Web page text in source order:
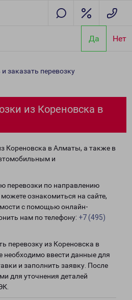
Да Нет
заказать перевозку
из Кореновска в
Кореновска в Алматы, а также в
и
перевозки по направлению
ознакомиться на сайте,
с помощью онлайн-
нам по телефону: +7 (495)
перевозку из Кореновска в
необходимо ввести данные для
и заполнить заявку. После
для уточнения деталей